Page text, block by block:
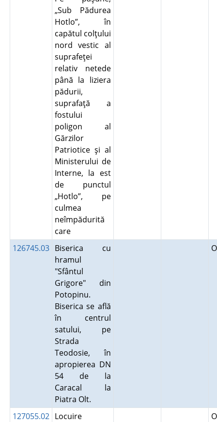
„Sub Pădurea
Hotlo”, în
capătul colţului
nord vestic al
suprafeţei
relativ netede
până la liziera
pădurii,
suprafaţă a
fostului
poligon al
Gărzilor
Patriotice şi al
Ministerului de
Interne, la est
de punctul
„Hotlo”, pe
culmea
neîmpădurită
care
126745.03 Biserica cu
hramul
"Sfântul
Grigore" din
Potopinu.
Biserica se află
în centrul
satului, pe
Strada
Teodosie, în
apropierea DN
54 de la
Caracal la
Piatra Olt.
127055.02 Locuire